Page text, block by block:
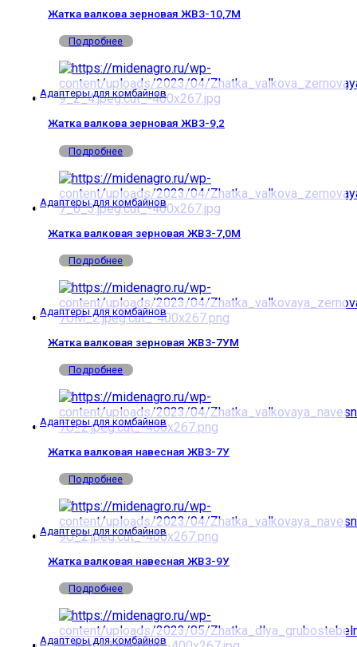
Жатка валкова зерновая ЖВЗ-10,7М
Подробнее
Адаптеры для комбайнов
Жатка валкова зерновая ЖВЗ-9,2
Подробнее
Адаптеры для комбайнов
Жатка валковая зерновая ЖВЗ-7,0М
Подробнее
Адаптеры для комбайнов
Жатка валковая зерновая ЖВЗ-7УМ
Подробнее
Адаптеры для комбайнов
Жатка валковая навесная ЖВЗ-7У
Подробнее
Адаптеры для комбайнов
Жатка валковая навесная ЖВЗ-9У
Подробнее
Адаптеры для комбайнов